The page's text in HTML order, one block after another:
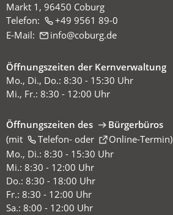
Markt 1, 96450 Coburg
Telefon:
+49 9561 89-0
E-Mail:
info coburg de
Öffnungszeiten der Kernverwaltung
Mo., Di., Do.: 8:30 - 15:30 Uhr
Mi., Fr.: 8:30 - 12:00 Uhr
Öffnungszeiten des
Bürgerbüros
(mit
Telefon-oder Online-Termin
(Öffnet
in
einem
neuen
Tab)
)
Mo., Di.: 8:30 - 15:30 Uhr
Mi.: 8:30 - 12:00 Uhr
Do.: 8:30 - 18:00 Uhr
Fr.: 8:30 - 12:00 Uhr
Sa.: 8:00 - 12:00 Uhr